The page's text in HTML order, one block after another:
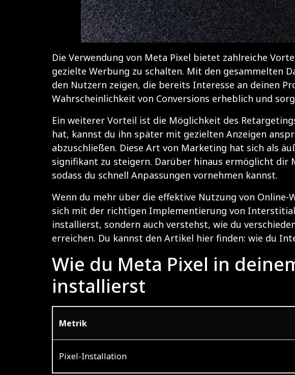
Die Verwendung von Meta Pixel bietet zahlreiche
gezielte Werbung zu schalten. Mit den gesammelten
den Nutzern zeigen, die bereits Interesse an deinen
Wahrscheinlichkeit von Conversions erheblich und
Ein weiterer Vorteil ist die Möglichkeit des
hat, kannst du ihn später mit gezielten Anzeigen
abzuschließen. Diese Art von Marketing hat sich als
signifikant zu steigern. Darüber hinaus ermöglicht dir
sodass du schnell Anpassungen vornehmen kannst.
Wenn du mehr über die effektive Nutzung von
sich mit der richtigen Implementierung von
installierst, sondern auch verstehst, wie du
erreichen. Du kannst den Artikel hier finden: wie du
Wie du Meta Pixel in
installierst
Metrik
Pixel-Installation